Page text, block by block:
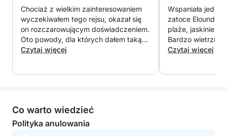
Chociaż z wielkim zainteresowaniem
wyczekiwałem tego rejsu, okazał się
on rozczarowującym doświadczeniem.
Oto powody, dla których dałem taką
ocenę: • Pogoda była bardzo zła (silny
będzie dobrze, ale tak się nie stało. •
Z powodu złej pogody i wysokich fal
dopadła nas choroba morska i rejs
Czytaj więcej
Wspaniała
zatoce Elounda
plaże, jaskinie i
Bardzo wietrzny
doskonałym
Czytaj więcej
Co warto wiedzieć
Polityka anulowania